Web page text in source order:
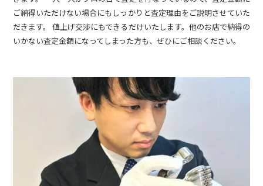
ご納得いただけない場合にもしっかりと査定理由をご説明させていた
だきます。 値上げ交渉にもできるだけいたします。他のお店で納得の
いかない査定金額になってしまった方も、ぜひにご相談ください。